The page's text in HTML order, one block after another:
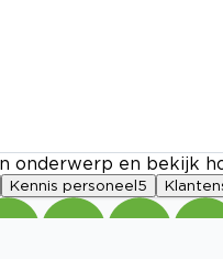
onderwerp en bekijk
Kennis personeel 5